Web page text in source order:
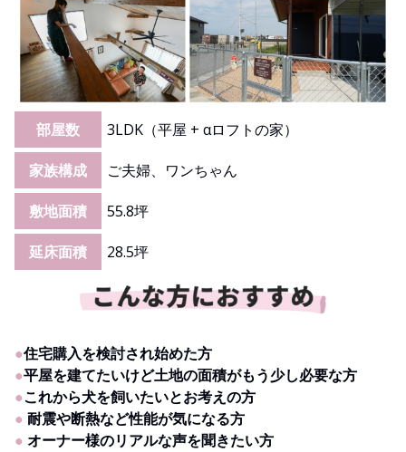
部屋数 3LDK（平屋 + αロフトの家）
家族構成 ご夫婦、ワンちゃん
敷地面積 55.8坪
延床面積 28.5坪
●住宅購入を検討され始めた方
●平屋を建てたいけど土地の面積がもう少し必要な方
●これから犬を飼いたいとお考えの方
● 耐震や断熱など性能が気になる方
● オーナー様のリアルな声を聞きたい方